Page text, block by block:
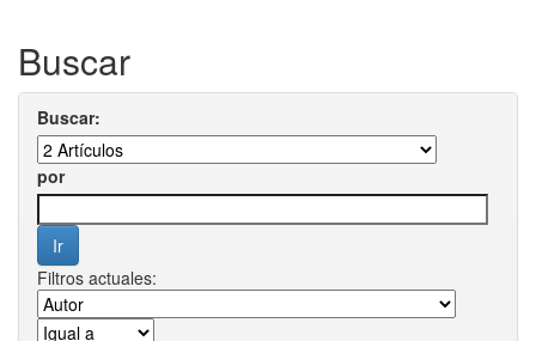
Buscar
Buscar:
por
Filtros actuales: